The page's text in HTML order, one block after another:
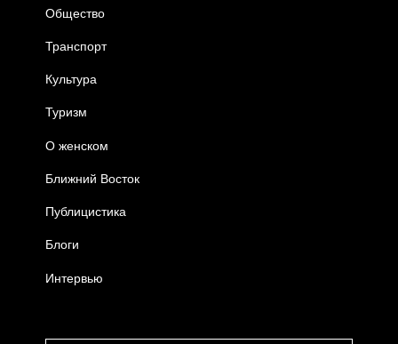
Общество
Транспорт
Культура
Туризм
О женском
Ближний Восток
Публицистика
Блоги
Интервью